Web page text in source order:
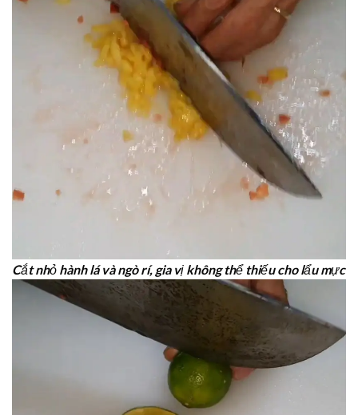
Cắt nhỏ hành lá và ngò rí, gia vị không thể thiếu cho lẩu mực